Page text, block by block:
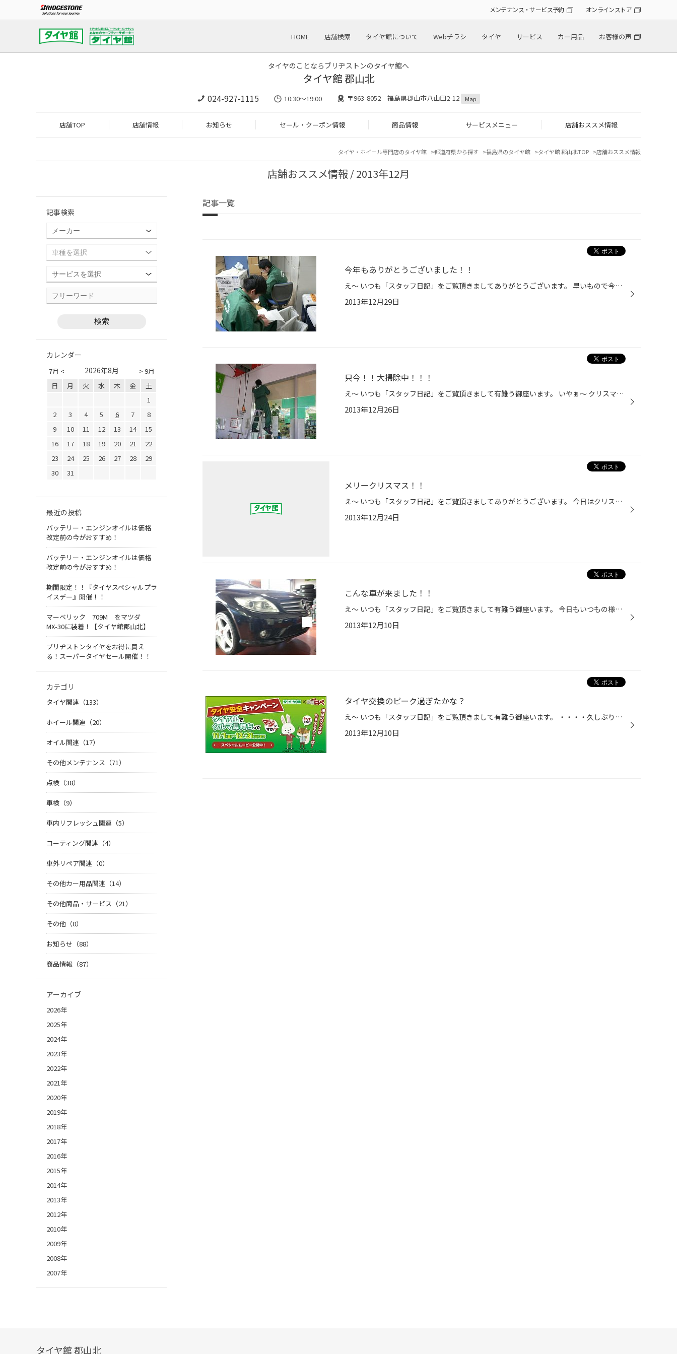
メンテナンス・サービス予約 オンラインストア
HOME 店舗検索 タイヤ館について Webチラシ タイヤ サービス カー用品 お客様の声
タイヤのことならブリヂストンのタイヤ館へ
タイヤ館 郡山北
024-927-1115 10:30〜19:00 〒963-8052 福島県郡山市八山田2-12 Map
店舗TOP 店舗情報 お知らせ セール・クーポン情報 商品情報 サービスメニュー 店舗おススメ情報
タイヤ・ホイール専門店のタイヤ館 都道府県から探す 福島県のタイヤ館 タイヤ館 郡山北TOP 店舗おススメ情報
店舗おススメ情報 / 2013年12月
記事一覧
今年もありがとうございました！！
え～ いつも「スタッフ日記」をご覧頂きましてありがとうございます。 早いもので今年も残りあと２日となりました…。 …早かったな～。 何事もなく、無事に今年も締めくくることができそうです。 年末の大掃除も終わったので、一段落しております。 今日は、この冬戦力に加わった学生バイトの方達に ...
2013年12月29日
只今！！大掃除中！！！
え～ いつも「スタッフ日記」をご覧頂きまして有難う御座います。 いやぁ～ クリスマスのケーキおいしかった！！ 今晩の夕食なんだろうな～ まぁ～ そんな話はさて置きまして、 今日は朝から皆で大掃除中です！！ 普段あまり掃除しない所を念入りにキレイにしております！！ いや～かなり汚いです・...
2013年12月26日
メリークリスマス！！
え～ いつも「スタッフ日記」をご覧頂きましてありがとうございます。 今日はクリスマスイブですね！！ …今年もあと残り一週間となりました。 …今年もあっという間だったな～。 ところで皆様！！！ タイヤ交換のあとするべきことは… ズバリ、オイル交換でしょ！！ 愛車に感謝の意味も込めてメンテナ...
2013年12月24日
こんな車が来ました！！
え～ いつも「スタッフ日記」をご覧頂きまして有難う御座います。 今日もいつもの様にタイヤ交換をしていましたら、 あの・・・・ ドイツの王様・・・・ＡＭＧ！！来ちゃった。 タイヤ交換に！！！ ２７５/３５・・・って太っ やってみたら楽にできちゃいました！！ でも・・・気を使いますね～ 高...
2013年12月10日
タイヤ交換のピーク過ぎたかな？
え～ いつも「スタッフ日記」をご覧頂きまして有難う御座います。 ・・・・久しぶりの日記更新です。 いやぁ～ 超～忙しかった～ やっと時間が出来ました！！ ふぅ～ タイヤの交換も落ち着きつつある様です。 まだの方は、チャンスです！！ 朝来れる方は、来店してみて下さい。 まだまだ年内セール...
2013年12月10日
記事検索
カレンダー
7月 < > 9月
2026年8月
日 月 火 水 木 金
土
1
2
3 4 5 6 7
8
9
10 11 12 13 14
15
16
17 18 19 20 21
22
23
24 25 26 27 28
29
30
31
最近の投稿
バッテリー・エンジンオイルは価格
改定前の今がおすすめ！
バッテリー・エンジンオイルは価格
改定前の今がおすすめ！
期間限定！！『タイヤスペシャルプラ
イスデー』開催！！
マーベリック 709M をマツダ
MX-30に装着！【タイヤ館郡山北】
ブリヂストンタイヤをお得に買え
る！スーパータイヤセール開催！！
カテゴリ
タイヤ関連（133）
ホイール関連（20）
オイル関連（17）
その他メンテナンス（71）
点検（38）
車検（9）
車内リフレッシュ関連（5）
コーティング関連（4）
車外リペア関連（0）
その他カー用品関連（14）
その他商品・サービス（21）
その他（0）
お知らせ（88）
商品情報（87）
アーカイブ
2026年
2025年
2024年
2023年
2022年
2021年
2020年
2019年
2018年
2017年
2016年
2015年
2014年
2013年
2012年
2010年
2009年
2008年
2007年
タイヤ館 郡山北